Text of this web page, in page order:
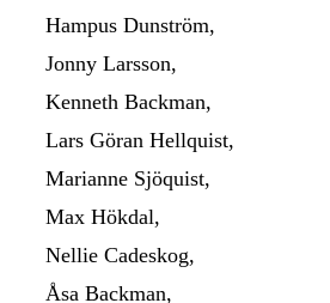
Hampus Dunström,
Jonny Larsson,
Kenneth Backman,
Lars Göran Hellquist,
Marianne Sjöquist,
Max Hökdal,
Nellie Cadeskog,
Åsa Backman,